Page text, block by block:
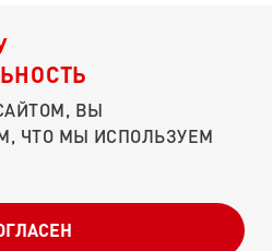
ОТЧЕТНОСТЬ
ВЫ
ЧТО МЫ ИСПОЛЬЗУЕМ